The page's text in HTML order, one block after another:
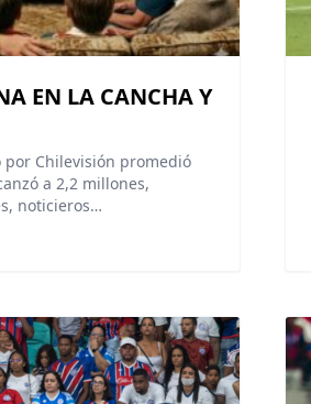
EN LA CANCHA Y
Chilevisión promedió
a 2,2 millones,
noticieros…